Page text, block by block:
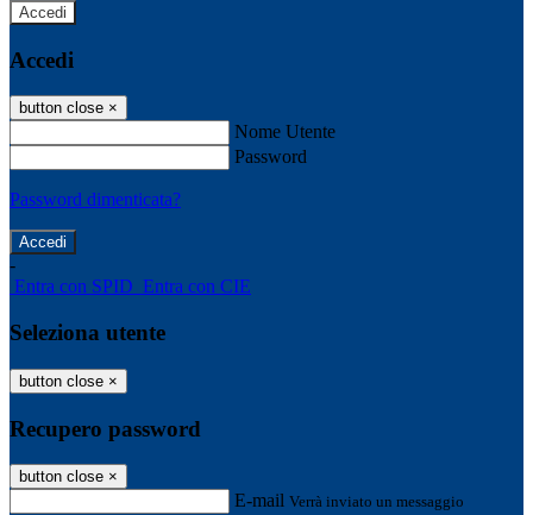
Accedi
Accedi
button close ×
Nome Utente
Password
Password dimenticata?
-
Entra con SPID Entra con CIE
Seleziona utente
button close ×
Recupero password
button close ×
E-mail Verrà inviato un messaggio